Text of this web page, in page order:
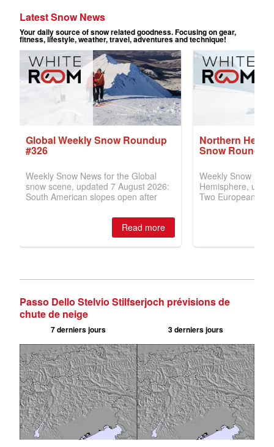
Passo Dello Stelvio Stilfserjoch prévisions de
chute de neige
7 derniers jours 3 derniers jours